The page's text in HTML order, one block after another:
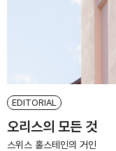
EDITORIAL
오리스의 모든 것
스위스 홀스테인의 거인